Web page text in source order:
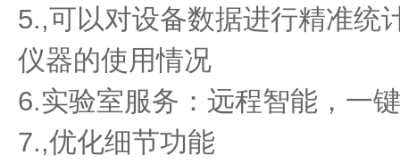
5.,可以对设备数据进行精准统
仪器的使用情况
6.实验室服务：远程智能，一
7.,优化细节功能